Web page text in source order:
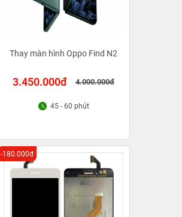
Thay màn hình Oppo Find N2
3.450.000đ 4.000.000đ
45 - 60 phút
-180.000đ